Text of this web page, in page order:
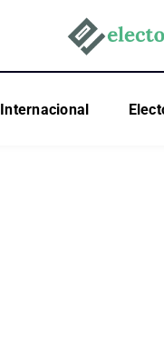
Internacional